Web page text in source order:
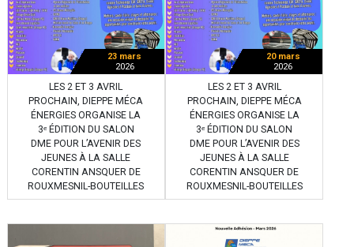
23 mars
2026
LES 2 ET 3 AVRIL
PROCHAIN, DIEPPE MÉCA
ÉNERGIES ORGANISE LA
3ᵉ ÉDITION DU SALON
DME POUR L’AVENIR DES
JEUNES À LA SALLE
CORENTIN ANSQUER DE
ROUXMESNIL-BOUTEILLES
20 mars
2026
LES 2 ET 3 AVRIL
PROCHAIN, DIEPPE MÉCA
ÉNERGIES ORGANISE LA
3ᵉ ÉDITION DU SALON
DME POUR L’AVENIR DES
JEUNES À LA SALLE
CORENTIN ANSQUER DE
ROUXMESNIL-BOUTEILLES